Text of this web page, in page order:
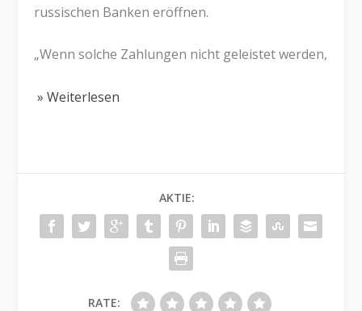
russischen Banken eröffnen.
„Wenn solche Zahlungen nicht geleistet werden,
» Weiterlesen
AKTIE:
RATE: